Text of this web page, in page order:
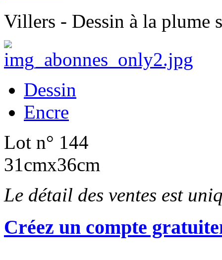
Villers - Dessin à la plume
Dessin
Encre
Lot n° 144
31cmx36cm
Le détail des ventes est
Créez un compte